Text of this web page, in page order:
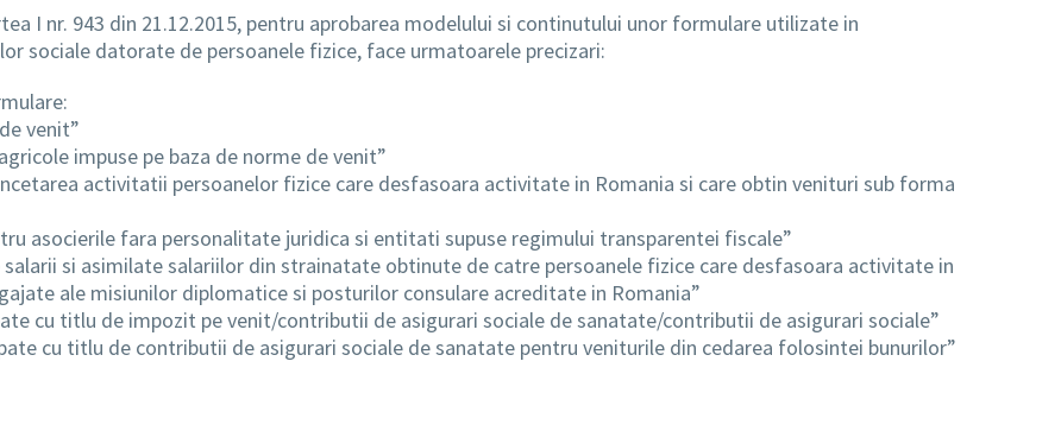
I nr. 943 din 21.12.2015, pentru aprobarea modelului si continutului unor formulare utilizate in
sociale datorate de persoanele fizice, face urmatoarele precizari:
venit”
impuse pe baza de norme de venit”
activitatii persoanelor fizice care desfasoara activitate in Romania si care obtin venituri sub forma
asocierile fara personalitate juridica si entitati supuse regimului transparentei fiscale”
si asimilate salariilor din strainatate obtinute de catre persoanele fizice care desfasoara activitate in
ale misiunilor diplomatice si posturilor consulare acreditate in Romania”
cu titlu de impozit pe venit/contributii de asigurari sociale de sanatate/contributii de asigurari sociale”
cu titlu de contributii de asigurari sociale de sanatate pentru veniturile din cedarea folosintei bunurilor”